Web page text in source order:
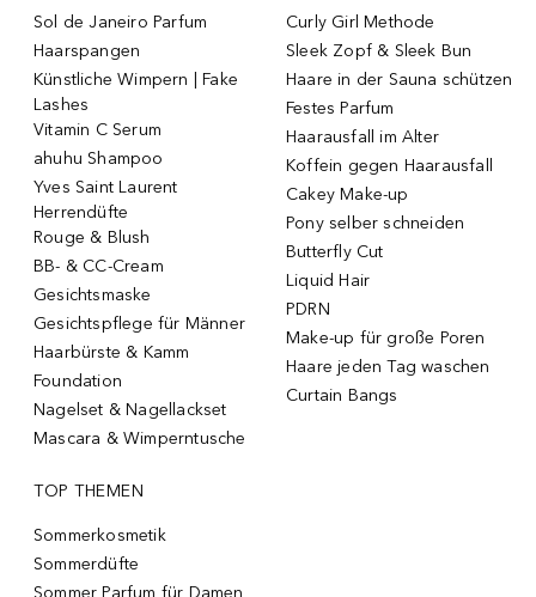
Sol de Janeiro Parfum
Haarspangen
Künstliche Wimpern | Fake
Lashes
Vitamin C Serum
ahuhu Shampoo
Yves Saint Laurent
Herrendüfte
Rouge & Blush
BB- & CC-Cream
Gesichtsmaske
Gesichtspflege für Männer
Haarbürste & Kamm
Foundation
Nagelset & Nagellackset
Mascara & Wimperntusche
Curly Girl Methode
Sleek Zopf & Sleek Bun
Haare in der Sauna schützen
Festes Parfum
Haarausfall im Alter
Koffein gegen Haarausfall
Cakey Make-up
Pony selber schneiden
Butterfly Cut
Liquid Hair
PDRN
Make-up für große Poren
Haare jeden Tag waschen
Curtain Bangs
TOP THEMEN
Sommerkosmetik
Sommerdüfte
Sommer Parfum für Damen